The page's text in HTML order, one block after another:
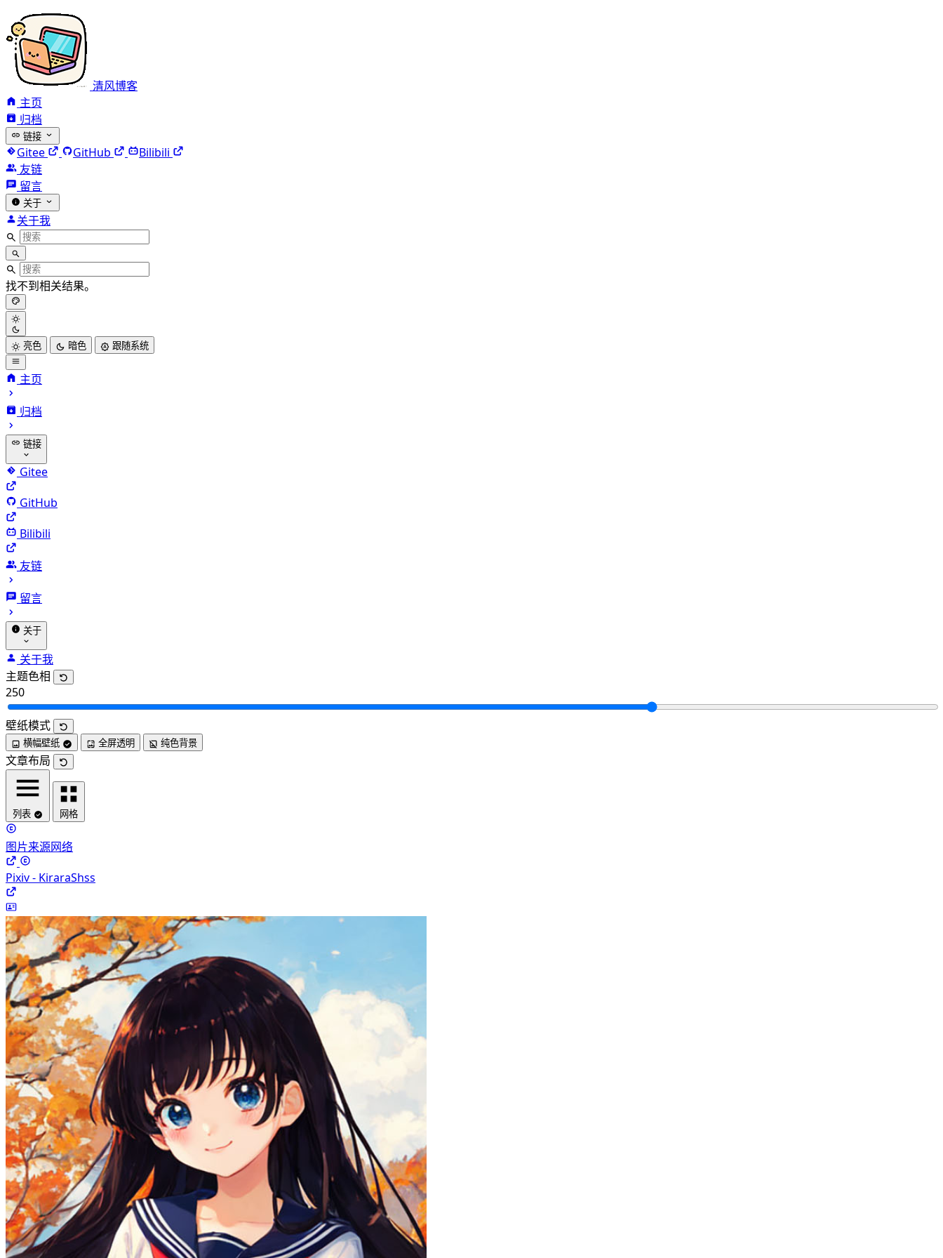
清风博客
主页
归档
链接
Gitee GitHub
Bilibili
友链
留言
关于
关于我
找不到相关结果。
亮色 暗色 跟随系统
主页
归档
链接
Gitee
GitHub
Bilibili
友链
留言
关于
关于我
主题色相
250
壁纸模式
横幅壁纸 全屏透明 纯色背景
文章布局
列表 网格
图片来源网络
Pixiv - KiraraShss